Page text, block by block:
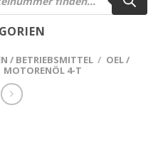
/ BETRIEBSMITTEL / OEL /
MOTORENÖL 4-T